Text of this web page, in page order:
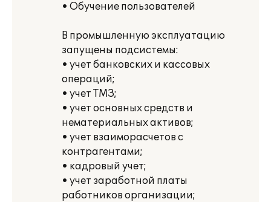
• Обучение пользователей
В промышленную эксплуатацию
запущены подсистемы:
• учет банковских и кассовых
операций;
• учет ТМЗ;
• учет основных средств и
нематериальных активов;
• учет взаиморасчетов с
контрагентами;
• кадровый учет;
• учет заработной платы
работников организации;